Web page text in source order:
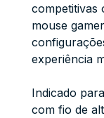
competitivas
mouse
experiência
Indicado
com fio de